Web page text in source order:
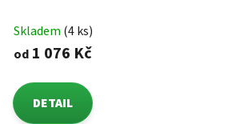
Skladem (4 ks)
od 1 076 Kč
DETAIL